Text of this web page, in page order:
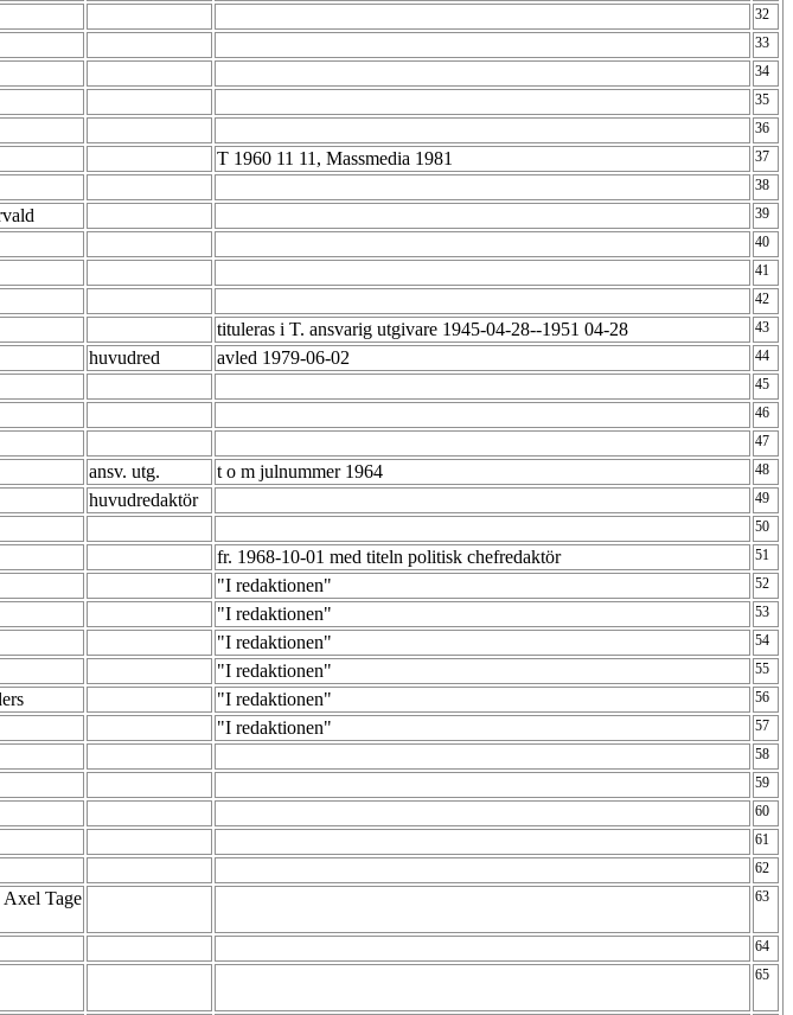
32
33
34
35
36
T 1960 11 11, Massmedia 1981 37
38
39
40
41
42
tituleras i T. ansvarig utgivare 1945-04-28--1951 04-28 43
huvudred avled 1979-06-02 44
45
46
47
ansv. utg. t o m julnummer 1964 48
huvudredaktör 49
50
fr. 1968-10-01 med titeln politisk chefredaktör 51
"I redaktionen" 52
"I redaktionen" 53
"I redaktionen" 54
"I redaktionen" 55
"I redaktionen" 56
"I redaktionen" 57
58
59
60
61
62
Axel Tage
63
64
65